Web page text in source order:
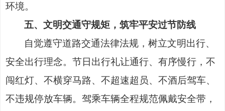
环境。
五、文明交通守规矩，筑牢平安过节防线
自觉遵守道路交通法律法规，树立文明出行、
安全出行理念。节日出行礼让通行、有序慢行，不
闯红灯、不横穿马路、不超速超员、不酒后驾车、
不违规停放车辆。驾乘车辆全程规范佩戴安全带，